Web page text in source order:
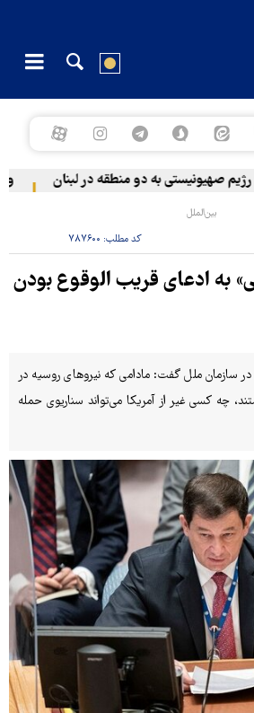
صهیونیستی به دو منطقه در لبنان
بین‌الملل
کد مطلب: ۷۸۷۶۰۰
به ادعای قریب الوقوع بودن
سازمان ملل گفت: مادامی که نیروهای روسیه در
چه کسی غیر از آمریکا می‌تواند سناریوی حمله